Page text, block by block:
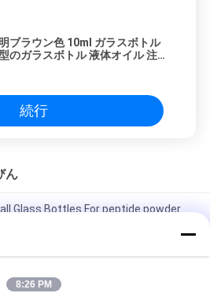
ブラウン色 10ml ガラスボトル
のガラスボトル 液体オイル 注射
続行
ん
Glass Bottles For peptide powder
ボトル 小型のガラスボトル 液体オ
プとタップの透明ブラウン10mlガラ
8:26 PM